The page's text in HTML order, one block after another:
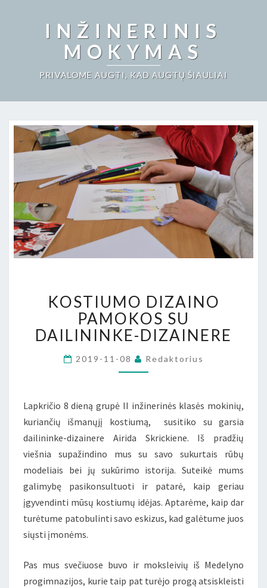
INŽINERINIS
MOKYMAS
PRIVALOME AUGTI, KAD AUGTŲ ŠIAULIAI
DIZAINO
PAMOKOS
SU
DAILININKE-
DIZAINERE
KOSTIUMO DIZAINO
PAMOKOS SU
DAILININKE-DIZAINERE
2019-11-08 Redaktorius
Lapkričio 8 dieną grupė II inžinerinės klasės mokinių,
kuriančių išmanųjį kostiumą, susitiko su garsia
dailininke-dizainere Airida Skrickiene. Iš pradžių
viešnia supažindino mus su savo sukurtais rūbų
modeliais bei jų sukūrimo istorija. Suteikė mums
galimybę pasikonsultuoti ir patarė, kaip geriau
įgyvendinti mūsų kostiumų idėjas. Aptarėme, kaip dar
turėtume patobulinti savo eskizus, kad galėtume juos
siųsti įmonėms.
Pas mus svečiuose buvo ir moksleivių iš Medelyno
progimnazijos, kurie taip pat turėjo progą atsiskleisti